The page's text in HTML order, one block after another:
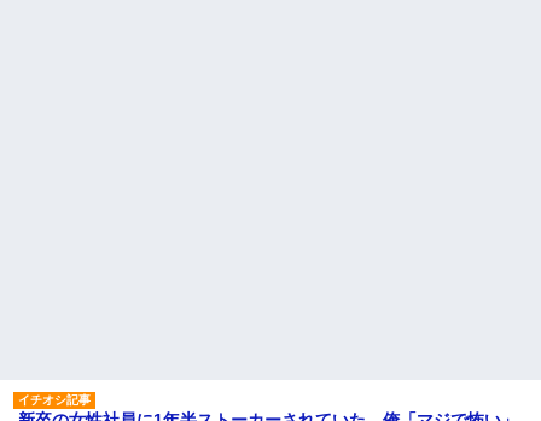
の？ｗｗ」「逆に超安い」